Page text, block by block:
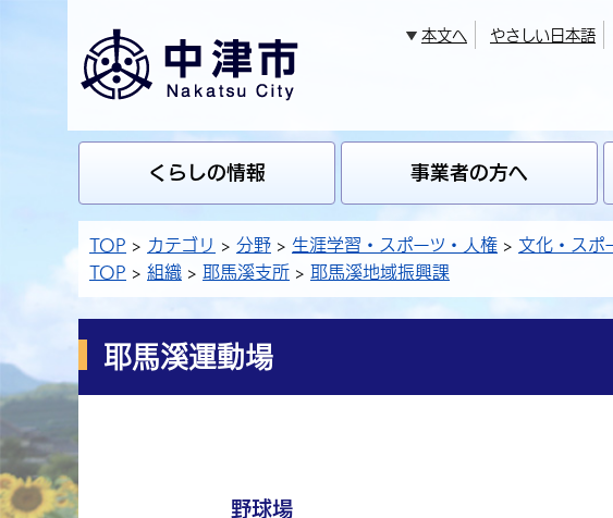
本文へ やさしい日本語
くらしの情報 事業者の方へ
TOP カテゴリ 分野 生涯学習・スポーツ・人権 文化・スポ
TOP
組織 耶馬溪支所 耶馬溪地域振興課
耶馬溪運動場
野球場